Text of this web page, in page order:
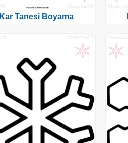
Kar Tanesi Boyama